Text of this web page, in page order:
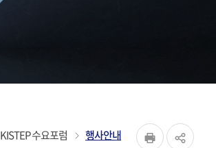
KISTEP 수요포럼 행사안내
페이지